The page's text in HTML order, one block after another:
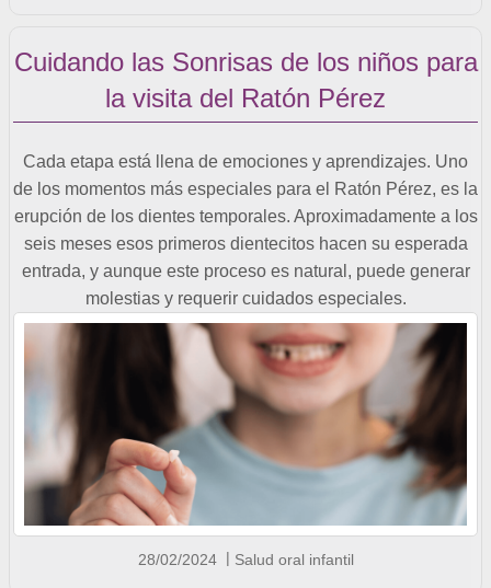
Cuidando las Sonrisas de los niños para
la visita del Ratón Pérez
Cada etapa está llena de emociones y aprendizajes. Uno
de los momentos más especiales para el Ratón Pérez, es la
erupción de los dientes temporales. Aproximadamente a los
seis meses esos primeros dientecitos hacen su esperada
entrada, y aunque este proceso es natural, puede generar
molestias y requerir cuidados especiales.
28/02/2024 Salud oral infantil